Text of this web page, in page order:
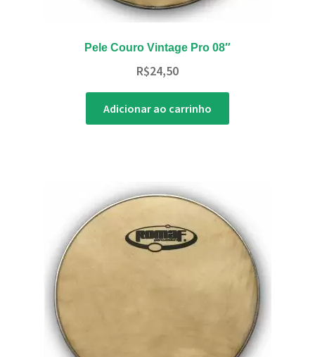
Pele Couro Vintage Pro 08″
R$24,50
Adicionar ao carrinho